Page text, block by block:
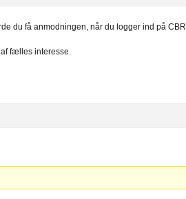
du få anmodningen, når du logger ind på CBR.
fælles interesse.